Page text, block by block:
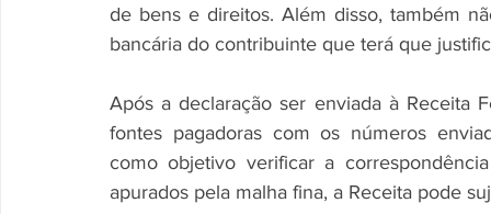
de bens e direitos. Além disso, também
bancária do contribuinte que terá que
Após a declaração ser enviada à Receita
fontes pagadoras com os números
como objetivo verificar a
apurados pela malha fina, a Receita pode